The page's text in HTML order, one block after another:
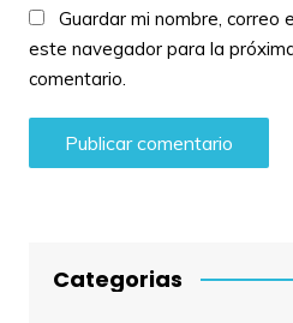
Guardar mi nombre, correo
este navegador para la
comentario.
Categorias